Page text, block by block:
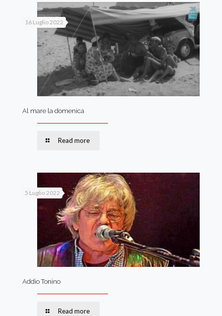
16 Luglio 2022
Al mare la domenica
Read more
5 Luglio 2022
Addio Tonino
Read more